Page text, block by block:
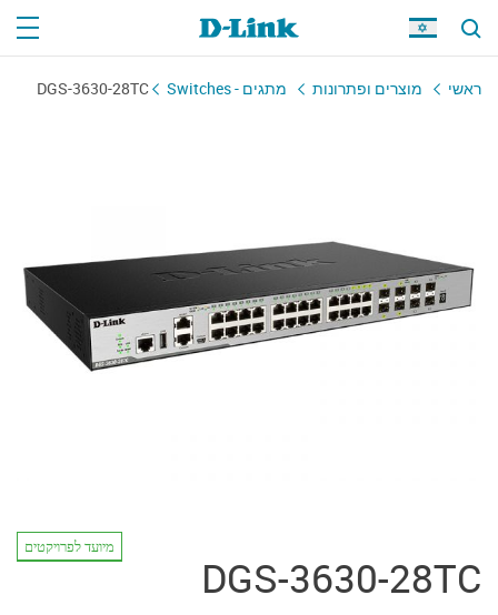
ראשי מוצרים ופתרונות מתגים - Switches DGS-3630-28TC
DGS-3630-28TC
מיועד לפרויקטים